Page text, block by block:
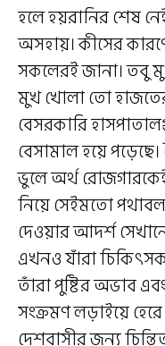
হলে হয়রানির শেষ
অসহায়। কীসের
সকলেরই জানা। তবু
মুখ খোলা তো
বেসরকারি
বেসামাল হয়ে
ভুলে অর্থ
নিয়ে সেইমতো
দেওয়ার আদর্শ
এখনও যাঁরা
তাঁরা পুষ্টির অভাব
সংক্রমণ লড়াইয়ে
দেশবাসীর জন্য